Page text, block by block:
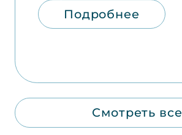
Подробнее
Смотреть все